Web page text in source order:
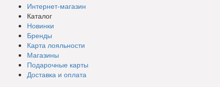
Интернет-магазин
Каталог
Новинки
Бренды
Карта лояльности
Магазины
Подарочные карты
Доставка и оплата